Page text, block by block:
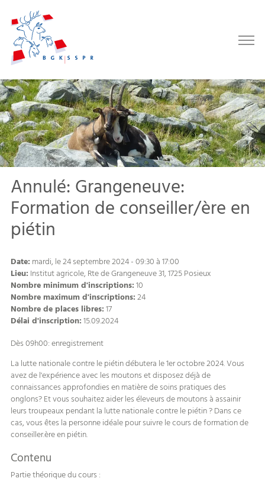
Annulé: Grangeneuve:
Formation de conseiller/ère en
piétin
Date: mardi, le 24 septembre 2024 - 09:30 à 17:00
Lieu: Institut agricole, Rte de Grangeneuve 31, 1725 Posieux
Nombre minimum d'inscriptions:10
Nombre maximum d'inscriptions:24
Nombre de places libres:17
Délai d'inscription:15.09.2024
Dès 09h00: enregistrement
La lutte nationale contre le piétin débutera le 1er octobre 2024. Vous
avez de l'expérience avec les moutons et disposez déjà de
connaissances approfondies en matière de soins pratiques des
onglons? Et vous souhaitez aider les éleveurs de moutons à assainir
leurs troupeaux pendant la lutte nationale contre le piétin ? Dans ce
cas, vous êtes la personne idéale pour suivre le cours de formation de
conseiller.ère en piétin.
Contenu
Partie théorique du cours :